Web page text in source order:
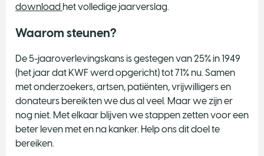
download het volledige jaarverslag.
Waarom steunen?
De 5-jaaroverlevingskans is gestegen van 25% in 1949
(het jaar dat KWF werd opgericht) tot 71% nu. Samen
met onderzoekers, artsen, patiënten, vrijwilligers en
donateurs bereikten we dus al veel. Maar we zijn er
nog niet. Met elkaar blijven we stappen zetten voor een
beter leven met en na kanker. Help ons dit doel te
bereiken.